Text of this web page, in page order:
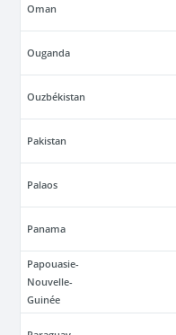
Oman
Ouganda
Ouzbékistan
Pakistan
Palaos
Panama
Papouasie-
Nouvelle-
Guinée